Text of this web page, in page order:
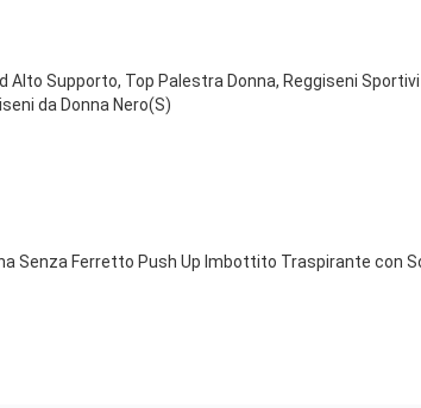
Alto Supporto, Top Palestra Donna, Reggiseni
da Donna Nero(S)
Senza Ferretto Push Up Imbottito Traspirante con